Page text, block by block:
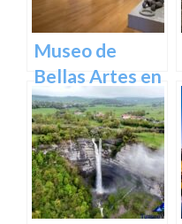
Euskadi
Museo de
Bellas Artes en
Bilbao:
Descubre una
colección única
de obras
maestras